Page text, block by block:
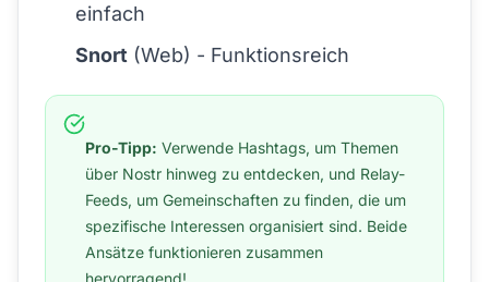
einfach
Snort (Web) - Funktionsreich
Pro-Tipp: Verwende Hashtags, um Themen
über Nostr hinweg zu entdecken, und Relay-
Feeds, um Gemeinschaften zu finden, die um
spezifische Interessen organisiert sind. Beide
Ansätze funktionieren zusammen
hervorragend!